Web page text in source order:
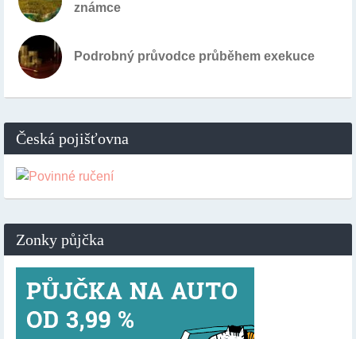
známce
Podrobný průvodce průběhem exekuce
Česká pojišťovna
Zonky půjčka